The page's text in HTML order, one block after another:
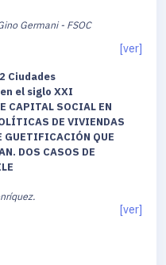
Germani - FSOC
[ver]
Ciudades
el siglo XXI
CAPITAL SOCIAL EN
DE VIVIENDAS
GUETIFICACIÓN QUE
DOS CASOS DE
[ver]